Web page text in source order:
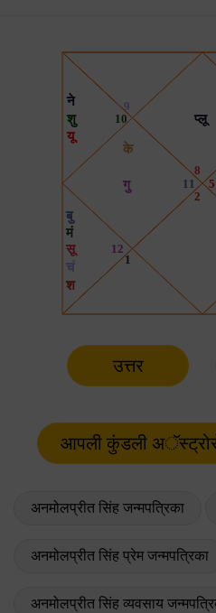
उत्तर
अनमोलप्रीत सिंह जन्मपत्रिका
अनमोलप्रीत सिंह प्रेम जन्मपत्रिका
अनमोलप्रीत सिंह व्यवसाय